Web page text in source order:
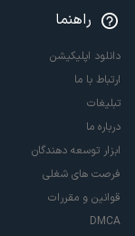
راهنما
دانلود اپلیکیشن
ارتباط با ما
تبلیغات
درباره ما
ابزار توسعه دهندگان
فرصت های شغلی
قوانین و مقررات
DMCA